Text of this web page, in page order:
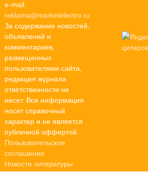
e-mail:
reklama@marketelectro.ru
За содержание новостей,
объявлений и
комментариев,
размещенных
пользователями сайта,
редакция журнала
ответственности не
несет. Вся информация
носит справочный
характер и не является
публичной оффертой.
Пользовательское
соглашение
Новости литературы